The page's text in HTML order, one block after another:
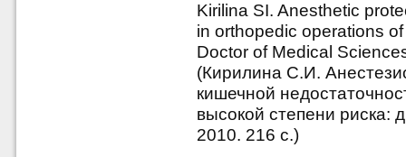
Kirilina SI. Anesthetic
in orthopedic operations
Doctor of Medical
(Кирилина С.И.
кишечной
высокой степени риска:
2010. 216 с.)